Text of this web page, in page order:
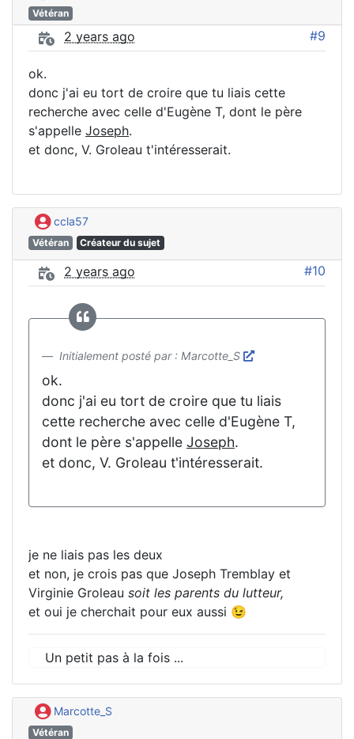
Vétéran
2 years ago #9
ok.
donc j'ai eu tort de croire que tu liais cette
recherche avec celle d'Eugène T, dont le père
s'appelle Joseph.
et donc, V. Groleau t'intéresserait.
ccla57
Vétéran Créateur du sujet
2 years ago #10
Initialement posté par : Marcotte_S
ok.
donc j'ai eu tort de croire que tu liais
cette recherche avec celle d'Eugène T,
dont le père s'appelle Joseph.
et donc, V. Groleau t'intéresserait.
je ne liais pas les deux
et non, je crois pas que Joseph Tremblay et
Virginie Groleau soit les parents du lutteur,
et oui je cherchait pour eux aussi 😉
Un petit pas à la fois ...
Marcotte_S
Vétéran